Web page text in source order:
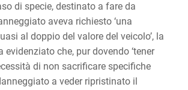
di specie, destinato a fare da
aveva richiesto ‘una
al doppio del valore del veicolo’, la
evidenziato che, pur dovendo ‘tener
di non sacrificare specifiche
a veder ripristinato il